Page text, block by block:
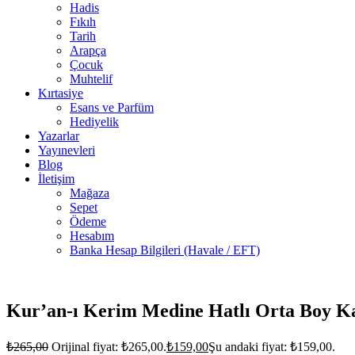
Hadis
Fıkıh
Tarih
Arapça
Çocuk
Muhtelif
Kırtasiye
Esans ve Parfüm
Hediyelik
Yazarlar
Yayınevleri
Blog
İletişim
Mağaza
Sepet
Ödeme
Hesabım
Banka Hesap Bilgileri (Havale / EFT)
Kur’an-ı Kerim Medine Hatlı Orta Boy
₺265,00 Orijinal fiyat: ₺265,00.₺159,00Şu andaki fiyat: ₺159,00.